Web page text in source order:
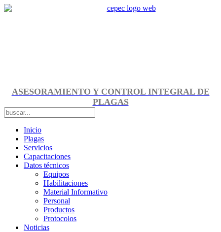
ASESORAMIENTO Y CONTROL INTEGRAL DE
PLAGAS
Inicio
Plagas
Servicios
Capacitaciones
Datos técnicos
Equipos
Habilitaciones
Material Informativo
Personal
Productos
Protocolos
Noticias